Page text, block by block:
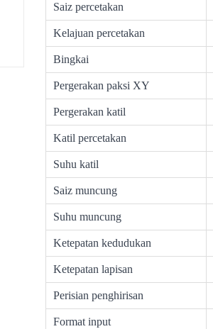
Saiz percetakan
Kelajuan percetakan
Bingkai
Pergerakan paksi XY
Pergerakan katil
Katil percetakan
Suhu katil
Saiz muncung
Suhu muncung
Ketepatan kedudukan
Ketepatan lapisan
Perisian penghirisan
Format input